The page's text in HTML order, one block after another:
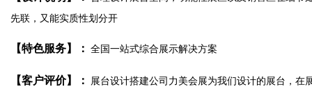
先联，又能实质性划分开
【特色服务】： 全国一站式综合展示解决方案
【客户评价】：
展台设计搭建公司力美会展为我们设计的展台，在